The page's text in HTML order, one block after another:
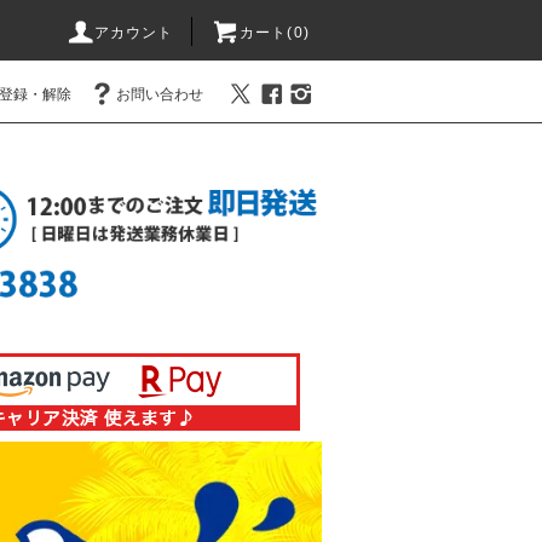
アカウント カート(0)
録・解除 お問い合わせ